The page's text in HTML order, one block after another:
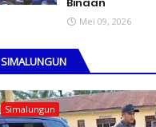
Mei 09, 2026
SIMALUNGUN
Simalungun